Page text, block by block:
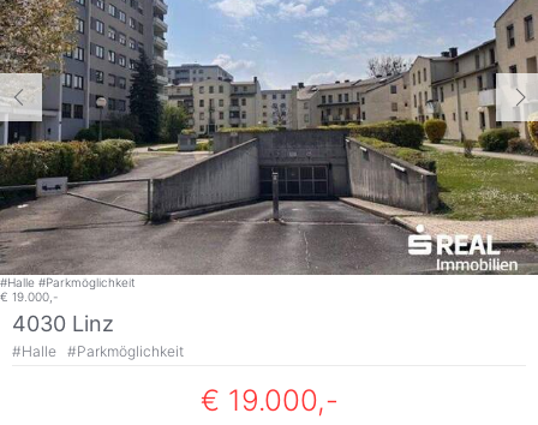
#Halle #Parkmöglichkeit
€ 19.000,-
4030 Linz
#Halle #Parkmöglichkeit
€ 19.000,-